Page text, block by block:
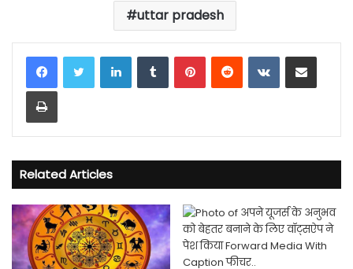
uttar pradesh
LinkedInTumblrPinterestReddit VKontakteShare via Email
Print
Related Articles